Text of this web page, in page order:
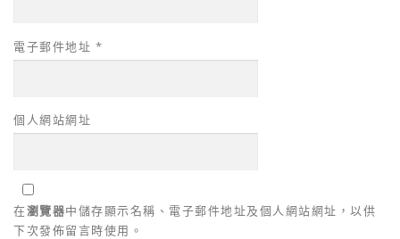
電子郵件地址 *
個人網站網址
在瀏覽器中儲存顯示名稱、電子郵件地址及個人網站網址，以供
下次發佈留言時使用。